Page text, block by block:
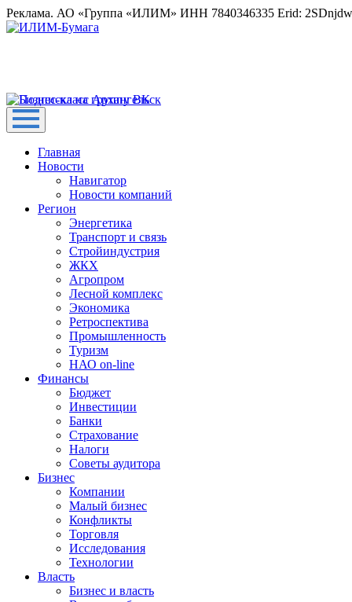
Реклама. АО «Группа «ИЛИМ» ИНН 7840346335 Erid:
Главная
Новости
Навигатор
Новости компаний
Регион
Энергетика
Транспорт и связь
Стройиндустрия
ЖКХ
Агропром
Лесной комплекс
Экономика
Ретроспектива
Промышленность
Туризм
НАО on-line
Финансы
Бюджет
Инвестиции
Банки
Страхование
Налоги
Советы аудитора
Бизнес
Компании
Малый бизнес
Конфликты
Торговля
Исследования
Технологии
Власть
Бизнес и власть